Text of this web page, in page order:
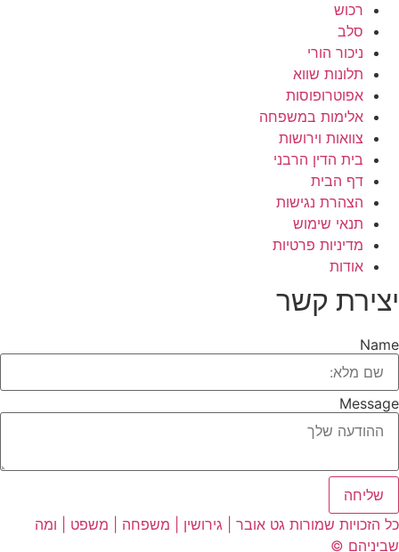
רכוש
סלב
ניכור הורי
תלונות שווא
אפוטרופוסות
אלימות במשפחה
צוואות וירושות
בית הדין הרבני
דף הבית
הצהרת נגישות
תנאי שימוש
מדיניות פרטיות
אודות
יצירת קשר
Name
Message
שליחה
כל הזכויות שמורות גט אובר | גירושין | משפחה | משפט | ומה
שביניהם ©